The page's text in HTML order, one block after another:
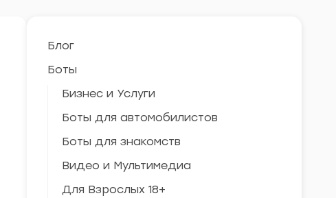
Блог
Боты
Бизнес и Услуги
Боты для автомобилистов
Боты для знакомств
Видео и Мультимедиа
Для Взрослых 18+